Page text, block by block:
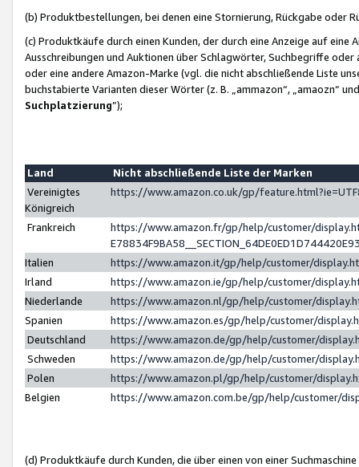
(b) Produktbestellungen, bei denen eine Stornierung, Rückgabe oder
(c) Produktkäufe durch einen Kunden, der durch eine Anzeige auf
Ausschreibungen und Auktionen über Schlagwörter, Suchbegriffe
oder eine andere Amazon-Marke (vgl. die nicht abschließende Liste
buchstabierte Varianten dieser Wörter (z. B. „ammazon“, „amaozn“
Suchplatzierung”);
Land
Nicht abschließende Liste der Marken
Vereinigtes
Königreich
https://www.amazon.co.uk/gp/
Frankreich
https://www.amazon.fr/gp/help/customer/
Italien
https://www.amazon.it/gp/help/customer/
Irland
https://www.amazon.ie/gp/help/customer/
Niederlande
https://www.amazon.nl/gp/help/customer/
Spanien
https://www.amazon.es/gp/help/customer/
Deutschland
https://www.amazon.de/gp/help/customer/
Schweden
https://www.amazon.de/gp/help/customer/
Polen
https://www.amazon.pl/gp/help/customer/
Belgien
https://www.amazon.com.be/gp/help/customer/
(d) Produktkäufe durch Kunden, die über einen von einer